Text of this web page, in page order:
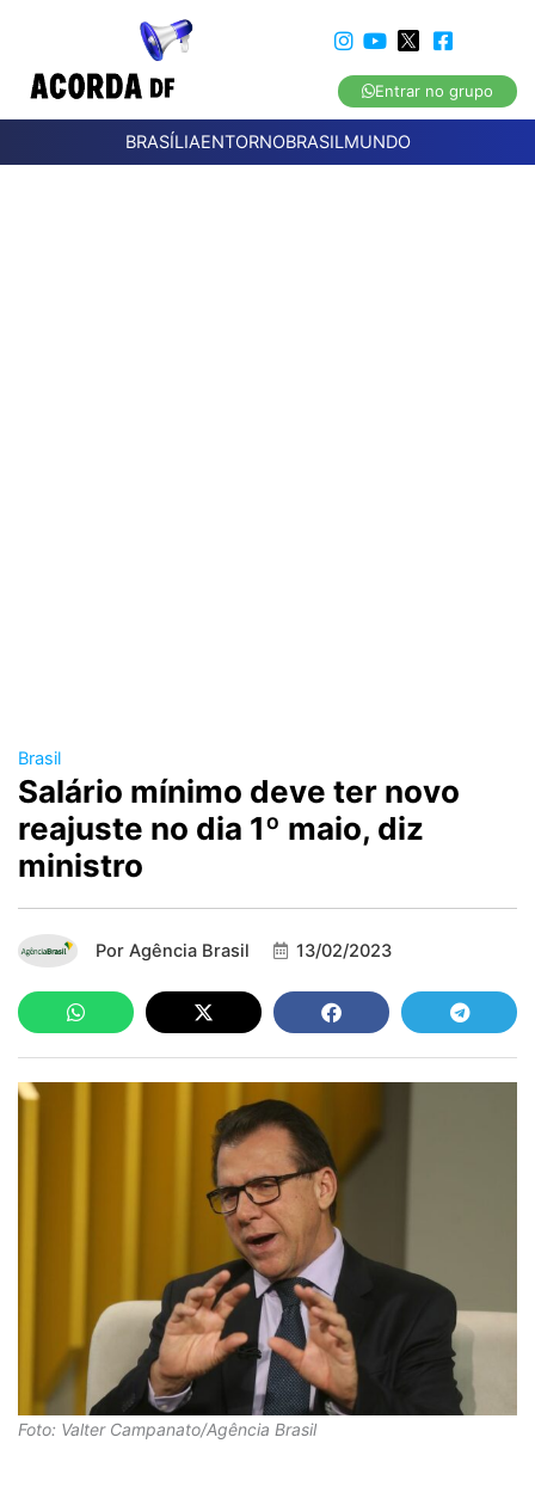
Entrar no grupo
BRASÍLIAENTORNOBRASILMUNDO
Brasil
Salário mínimo deve ter novo
reajuste no dia 1º maio, diz
ministro
Por Agência Brasil 13/02/2023
Foto: Valter Campanato/Agência Brasil